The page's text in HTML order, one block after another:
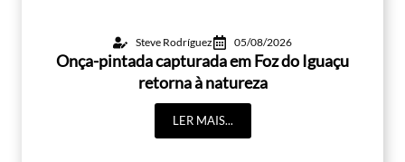
Steve Rodríguez 05/08/2026
Onça-pintada capturada em Foz do Iguaçu
retorna à natureza
LER MAIS...